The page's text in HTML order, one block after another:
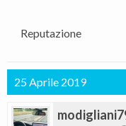
Reputazione
25 Aprile 2019